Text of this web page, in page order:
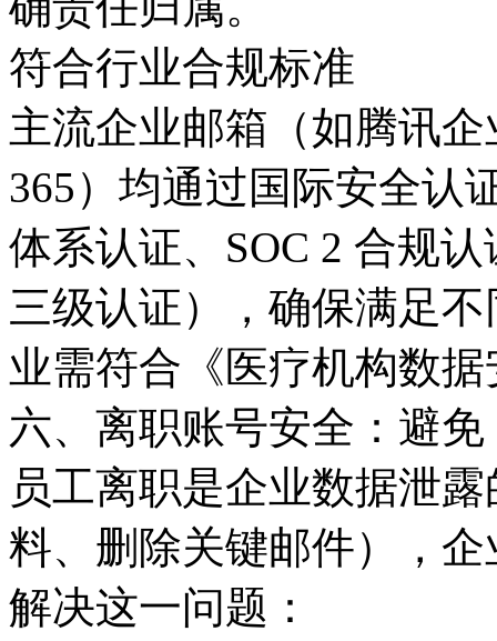
符合行业合规标准
主流企业邮箱（如腾讯
365）均通过国际安全认
体系认证、SOC 2 合规
三级认证），确保满足
业需符合《医疗机构数
六、离职账号安全：避
员工离职是企业数据泄
料、删除关键邮件），
解决这一问题：